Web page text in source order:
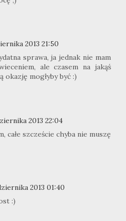
2013 21:50
sprawa, ja jednak nie mam
ale czasem na jakąś
okazję mogłyby być :)
2013 22:04
całe szczeście chyba nie muszę
2013 01:40
:)